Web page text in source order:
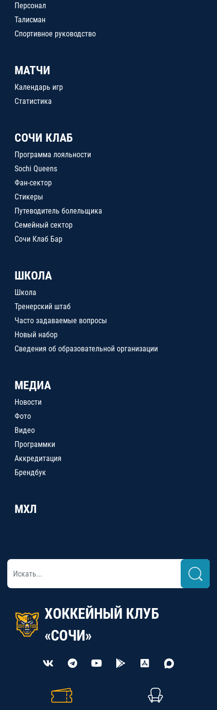
Персонал
Талисман
Спортивное руководство
МАТЧИ
Календарь игр
Статистика
СОЧИ КЛАБ
Программа лояльности
Sochi Queens
Фан-сектор
Стикеры
Путеводитель болельщика
Семейный сектор
Сочи Клаб Бар
ШКОЛА
Школа
Тренерский штаб
Часто задаваемые вопросы
Новый набор
Сведения об образовательной организации
МЕДИА
Новости
Фото
Видео
Программки
Аккредитация
Брендбук
МХЛ
ХОККЕЙНЫЙ КЛУБ
«СОЧИ»